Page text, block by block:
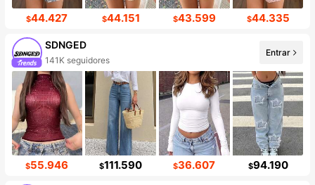
$44.427 $44.151 $43.599 $44.335
SDNGED
10+ Nuevo
Entrar
$55.946 $111.590 $36.607 $94.190